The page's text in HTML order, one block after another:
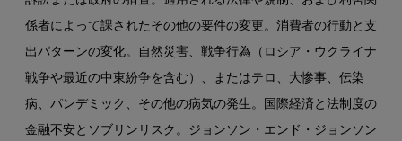
係者によって課されたその他の要件の変更。消費者の行動と支
出パターンの変化。自然災害、戦争行為（ロシア・ウクライナ
戦争や最近の中東紛争を含む）、またはテロ、大惨事、伝染
病、パンデミック、その他の病気の発生。国際経済と法制度の
金融不安とソブリンリスク。ジョンソン・エンド・ジョンソン